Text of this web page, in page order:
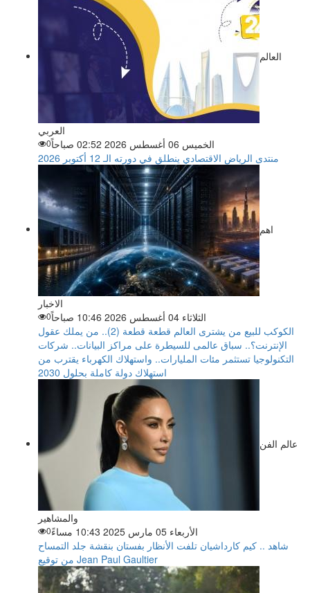
العالم
العربي
الخميس 06 أغسطس 2026 02:52 صباحاً
0
منتدى الرياض الاقتصادي ينطلق في دورته الـ 12 أكتوبر 2026
اهم
الاخبار
الثلاثاء 04 أغسطس 2026 10:46 صباحاً
0
الكوكب للبيع من يشترى العالم قطعة قطعة (2).. من يملك عقول
الإنترنت؟.. سباق عالمى للسيطرة على مراكز البيانات.. شركات
التكنولوجيا تستثمر مئات المليارات.. واستهلاك الكهرباء يقترب من
استهلاك دولة كاملة بحلول 2030
عالم الفن
والمشاهير
الأربعاء 05 مارس 2025 10:43 مساءً
0
شاهد .. كيم كارداشيان تلفت الأنظار بفستان بنقشة جلد التمساح
من توقيع Jean Paul Gaultier